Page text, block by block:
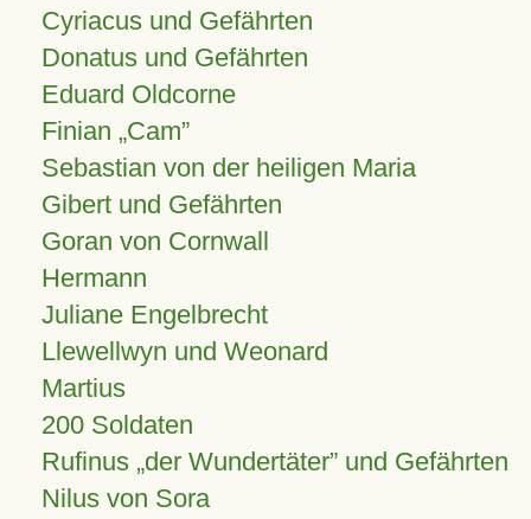
Cyriacus und Gefährten
Donatus und Gefährten
Eduard Oldcorne
Finian Cam
Sebastian von der heiligen Maria
Gibert und Gefährten
Goran von Cornwall
Hermann
Juliane Engelbrecht
Llewellwyn und Weonard
Martius
200 Soldaten
Rufinus „der Wundertäter” und Gefährten
Nilus von Sora